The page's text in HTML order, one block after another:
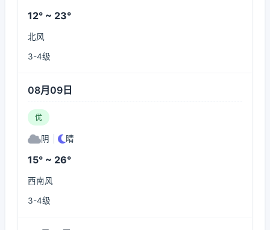
12° ~ 23°
北风
3-4级
08月09日
优
阴 晴
15° ~ 26°
西南风
3-4级